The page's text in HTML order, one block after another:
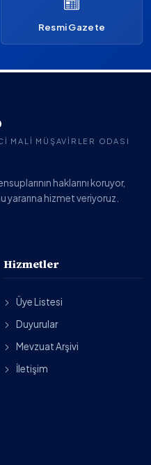
Resmi Gazete
MALI MÜŞAVIRLER ODASI
haklarını koruyor,
hizmet veriyoruz.
Hizmetler
Üye Listesi
Duyurular
Mevzuat Arşivi
İletişim